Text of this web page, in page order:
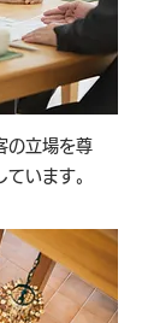
の立場を尊
います。